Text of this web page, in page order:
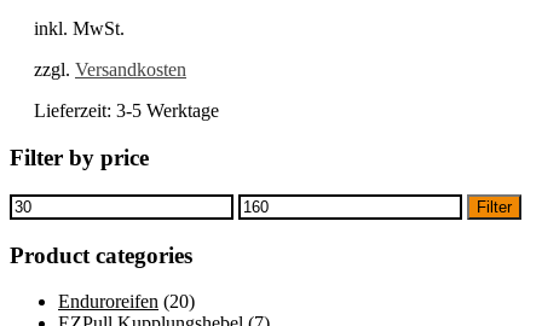
inkl. MwSt.
zzgl. Versandkosten
Lieferzeit: 3-5 Werktage
Filter by price
Min.
Preis
Max.
Preis
Filter
Product categories
Enduroreifen (20)